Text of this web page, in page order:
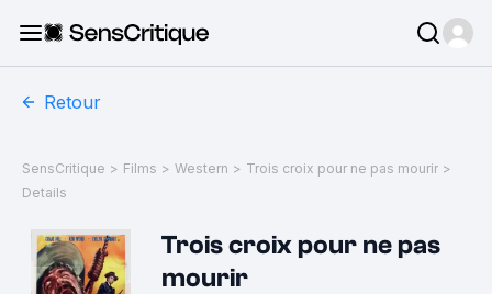
Retour
SensCritique > Films > Western > Trois croix pour ne pas mourir >
Details
Trois croix pour ne pas
mourir